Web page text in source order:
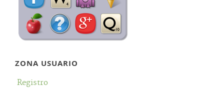
ZONA USUARIO
Registro